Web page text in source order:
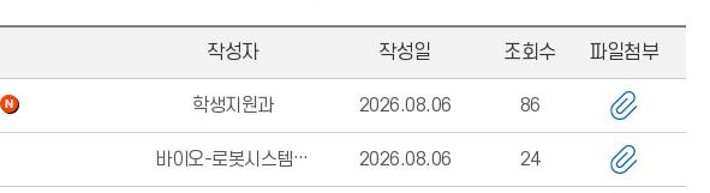
작성자 작성일 조회수 파일첨부
학생지원과 2026.08.06 86
바이오-로봇시스템공학과 2026.08.06 24